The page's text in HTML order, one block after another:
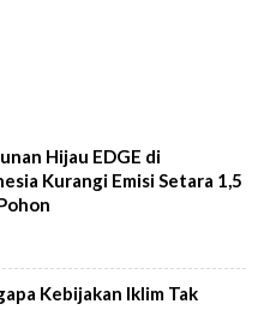
Hijau EDGE di
Kurangi Emisi Setara 1,5
Kebijakan Iklim Tak